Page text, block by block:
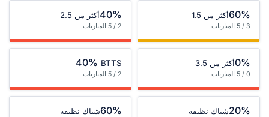
60%أكثر من 1.5
3 / 5 المباريات
40%أكثر من 2.5
2 / 5 المباريات
0%أكثر من 3.5
0 / 5 المباريات
40% BTTS
2 / 5 المباريات
20%شباك نظيفة 60%شباك نظيفة